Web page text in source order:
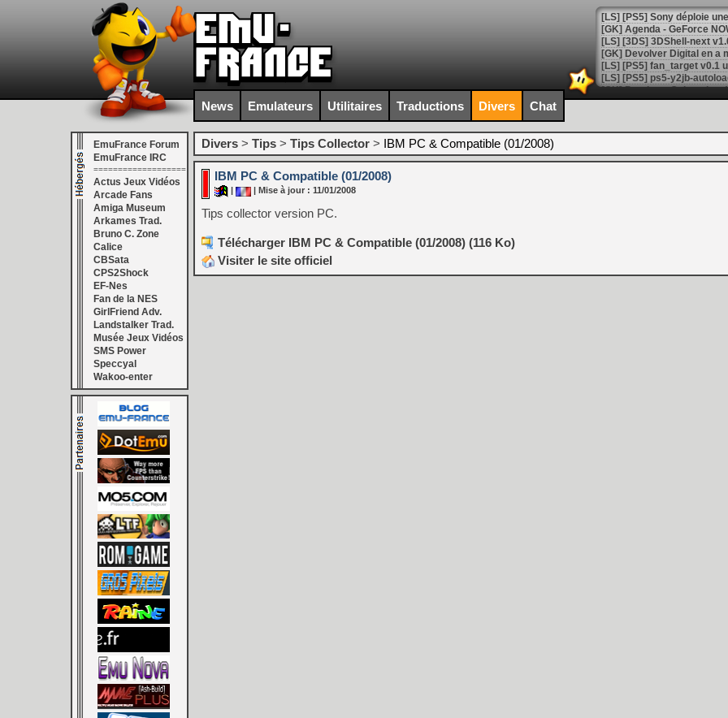
[GK] Agenda - GeForce
[GK] Devolver Digital en a
[LS] [PS5] ps5-y2jb-
[GK] Pourquoi Marvel
[GK] Test : Restory : Chill
[GK] GTA 6 : Rockstar
[GK] Hot Wheels Infinite
[GK] Mémoire cash -
[GK] Résultats Nintendo :
[GK] Déjà des
[GK] Minecraft et ses «
[GK] Beast of
[GK] Ubisoft : fin de partie
[GK] Mémoire cash -
[GK] Dan Houser (GTA)
[GK] Comment EA Sports
[GK] Crimson Moon : un
[GK] Isle of Reveries : le
[GK] Moonlighter 2 : The
[GK] Capcom relance
[GK] Le beat'em up The
[GK] Endless Legend 2 :
[LS] [PS5] Le WebKit
[GK] Oubliez Crazy Taxi,
[LS] [Switch] NSZ 5.0.0
[GK] Bethesda fête les 30
[GK] Roblox : l'action en
News Emulateurs Utilitaires Traductions Divers Chat
EmuFrance Forum
EmuFrance IRC
===================
Actus Jeux Vidéos
Arcade Fans
Amiga Museum
Arkames Trad.
Bruno C. Zone
Calice
CBSata
CPS2Shock
EF-Nes
Fan de la NES
GirlFriend Adv.
Landstalker Trad.
Musée Jeux Vidéos
SMS Power
Speccyal
Wakoo-enter
Divers > Tips > Tips Collector > IBM PC & Compatible (01/2008)
IBM PC & Compatible (01/2008)
| Mise à jour : 11/01/2008
Tips collector version PC.
Télécharger IBM PC & Compatible (01/2008) (116 Ko)
Visiter le site officiel